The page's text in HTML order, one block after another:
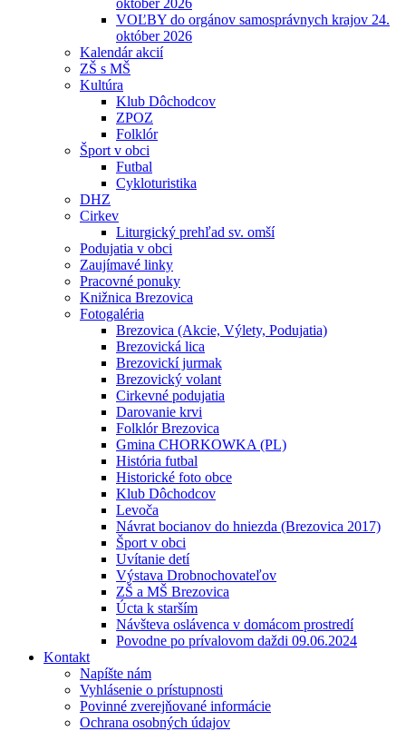
október 2026
VOĽBY do orgánov samosprávnych krajov 24.
október 2026
Kalendár akcií
ZŠ s MŠ
Kultúra
Klub Dôchodcov
ZPOZ
Folklór
Šport v obci
Futbal
Cykloturistika
DHZ
Cirkev
Liturgický prehľad sv. omší
Podujatia v obci
Zaujímavé linky
Pracovné ponuky
Knižnica Brezovica
Fotogaléria
Brezovica (Akcie, Výlety, Podujatia)
Brezovická lica
Brezovickí jurmak
Brezovický volant
Cirkevné podujatia
Darovanie krvi
Folklór Brezovica
Gmina CHORKOWKA (PL)
História futbal
Historické foto obce
Klub Dôchodcov
Levoča
Návrat bocianov do hniezda (Brezovica 2017)
Šport v obci
Uvítanie detí
Výstava Drobnochovateľov
ZŠ a MŠ Brezovica
Úcta k starším
Návšteva oslávenca v domácom prostredí
Povodne po prívalovom daždi 09.06.2024
Kontakt
Napíšte nám
Vyhlásenie o prístupnosti
Povinné zverejňované informácie
Ochrana osobných údajov